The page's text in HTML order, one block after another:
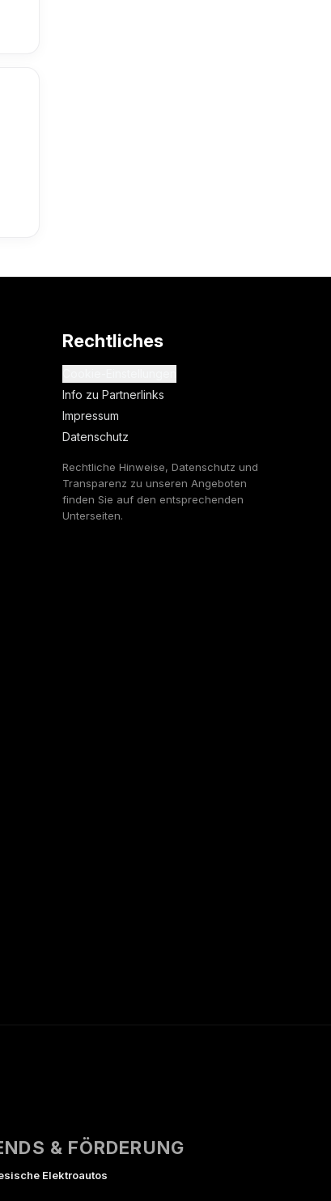
Rechtliches
Info zu Partnerlinks
Impressum
Datenschutz
Rechtliche Hinweise, Datenschutz und
Transparenz zu unseren Angeboten
finden Sie auf den entsprechenden
Unterseiten.
& FÖRDERUNG
Elektroautos